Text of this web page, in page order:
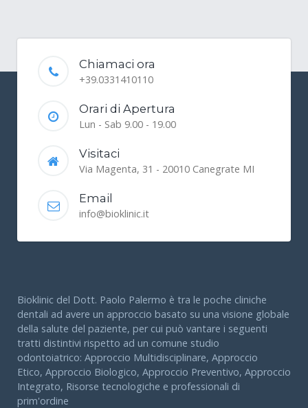
Chiamaci ora
+39.0331410110
Orari di Apertura
Lun - Sab 9.00 - 19.00
Visitaci
Via Magenta, 31 - 20010 Canegrate MI
Email
info@bioklinic.it
Bioklinic del Dott. Paolo Palermo è tra le poche cliniche
dentali ad avere un approccio basato su una visione globale
della salute del paziente, per cui può vantare i seguenti
tratti distintivi rispetto ad un comune studio
odontoiatrico: Approccio Multidisciplinare, Approccio
Etico, Approccio Biologico, Approccio Preventivo, Approccio
Integrato, Risorse tecnologiche e professionali di
prim'ordine